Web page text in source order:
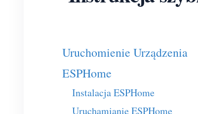
Uruchomienie Urządzenia
ESPHome
Instalacja ESPHome
Uruchamianie ESPHome